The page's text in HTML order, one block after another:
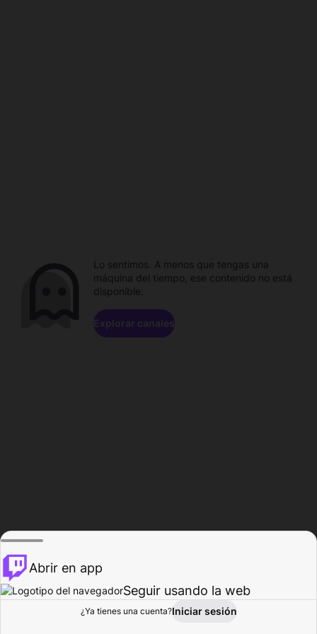
Explorar Actividad
Lo sentimos. A menos que tengas una
máquina del tiempo, ese contenido no está
disponible.
Explorar canales
Abrir en app
Seguir usando la web
¿Ya tienes una cuenta?Iniciar sesión